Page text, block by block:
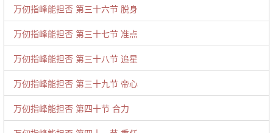
万仞指峰能担否 第三十六节 脱身
万仞指峰能担否 第三十七节 准点
万仞指峰能担否 第三十八节 追星
万仞指峰能担否 第三十九节 帝心
万仞指峰能担否 第四十节 合力